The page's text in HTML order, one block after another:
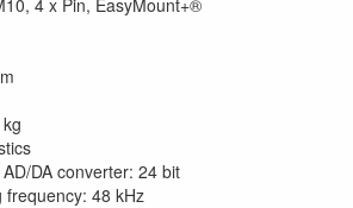
4 x Pin, EasyMount+®
DA converter: 24 bit
frequency: 48 kHz